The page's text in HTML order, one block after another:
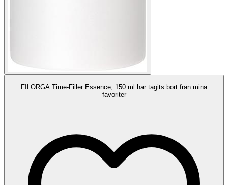
FILORGA Time-Filler Essence, 150 ml har tagits bort från mina
favoriter